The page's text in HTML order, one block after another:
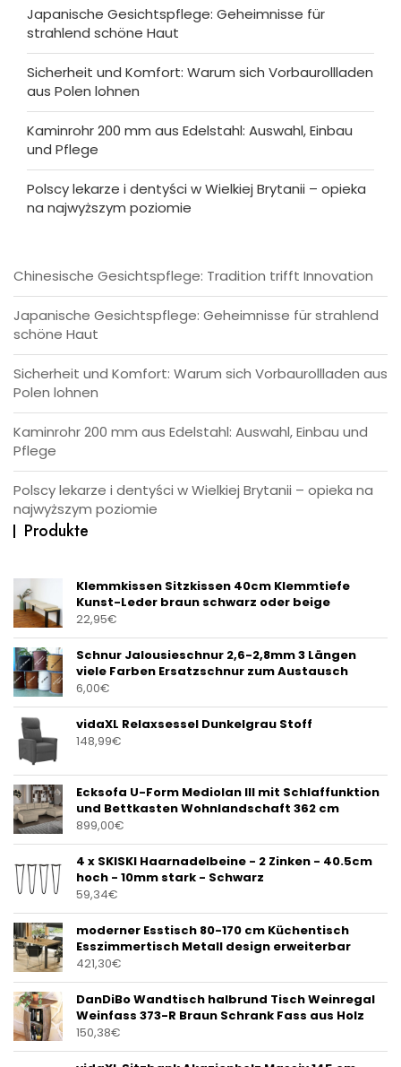
Japanische Gesichtspflege: Geheimnisse für
strahlend schöne Haut
Sicherheit und Komfort: Warum sich Vorbaurollladen
aus Polen lohnen
Kaminrohr 200 mm aus Edelstahl: Auswahl, Einbau
und Pflege
Polscy lekarze i dentyści w Wielkiej Brytanii – opieka
na najwyższym poziomie
Chinesische Gesichtspflege: Tradition trifft Innovation
Japanische Gesichtspflege: Geheimnisse für strahlend
schöne Haut
Sicherheit und Komfort: Warum sich Vorbaurollladen aus
Polen lohnen
Kaminrohr 200 mm aus Edelstahl: Auswahl, Einbau und
Pflege
Polscy lekarze i dentyści w Wielkiej Brytanii – opieka na
najwyższym poziomie
Produkte
Klemmkissen Sitzkissen 40cm Klemmtiefe
Kunst-Leder braun schwarz oder beige
22,95€
Schnur Jalousieschnur 2,6-2,8mm 3 Längen
viele Farben Ersatzschnur zum Austausch
6,00€
vidaXL Relaxsessel Dunkelgrau Stoff
148,99€
Ecksofa U-Form Mediolan III mit Schlaffunktion
und Bettkasten Wohnlandschaft 362 cm
899,00€
4 x SKISKI Haarnadelbeine - 2 Zinken - 40.5cm
hoch - 10mm stark - Schwarz
59,34€
moderner Esstisch 80-170 cm Küchentisch
Esszimmertisch Metall design erweiterbar
421,30€
DanDiBo Wandtisch halbrund Tisch Weinregal
Weinfass 373-R Braun Schrank Fass aus Holz
150,38€